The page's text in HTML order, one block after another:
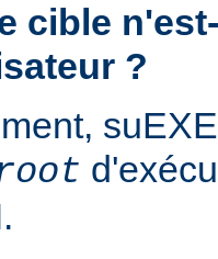
cible
?